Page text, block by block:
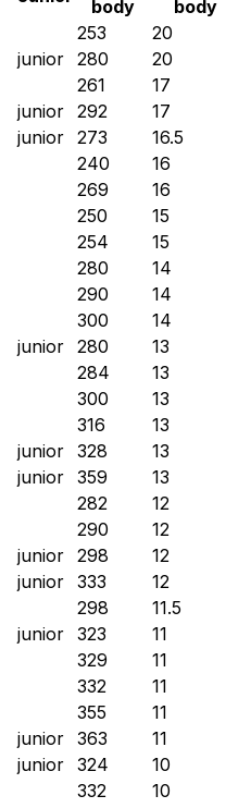
body
body
253
20
junior 280
20
261
17
junior 292
17
junior 273
16.5
240
16
269
16
250
15
254
15
280
14
290
14
300
14
junior 280
13
284
13
300
13
316
13
junior 328
13
junior 359
13
282
12
290
12
junior 298
12
junior 333
12
298
11.5
junior 323
11
329
11
332
11
355
11
junior 363
11
junior 324
10
332
10